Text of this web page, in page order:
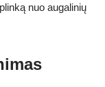
nuo augalinių